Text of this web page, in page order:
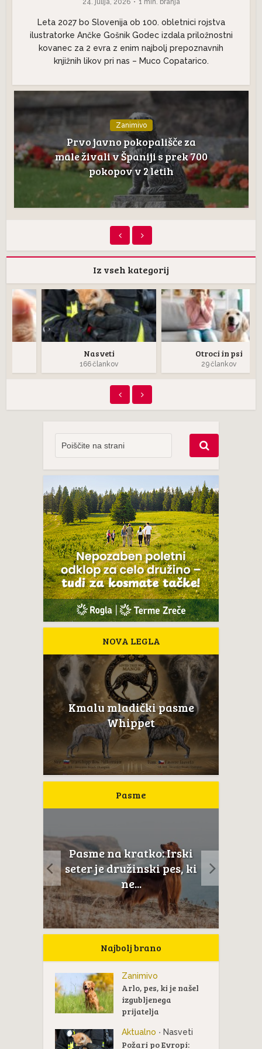
24. julija, 2026 1 min. branja
Leta 2027 bo Slovenija ob 100. obletnici rojstva
ilustratorke Ančke Gošnik Godec izdala priložnostni
kovanec za 2 evra z enim najbolj prepoznavnih
knjižnih likov pri nas – Muco Copatarico.
Zanimivo
Zakaj vas pes liže po roki? Od
ljubezni do starodavnih
nagonov
Iz vseh kategorij
Nasveti
166 člankov
Otroci in psi
29 člankov
NOVA LEGLA
Kmalu mladički pasme
Whippet
Pasme
Pasme na kratko: Irski
seter je družinski pes, ki
ne...
Najbolj brano
Zanimivo
Arlo, pes, ki je našel
izgubljenega
prijatelja
Aktualno • Nasveti
Požari po Evropi: